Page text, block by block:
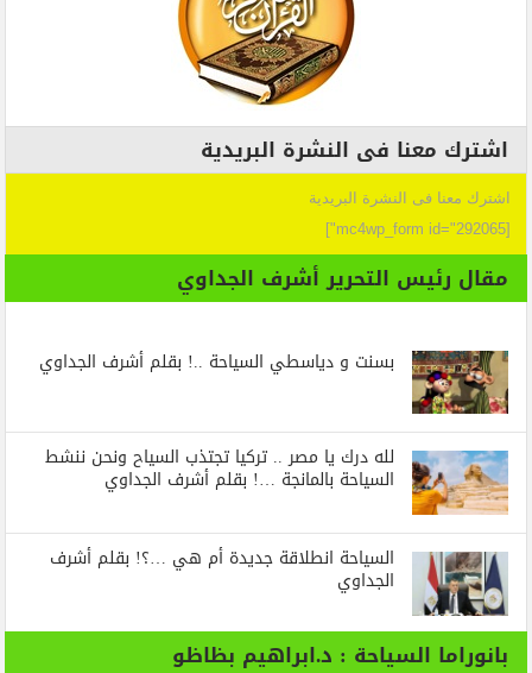
اشترك معنا فى النشرة البريدية
اشترك معنا فى النشرة البريدية
[mc4wp_form id="292065"]
مقال رئيس التحرير أشرف الجداوي
بسنت و دياسطي السياحة ..! بقلم أشرف الجداوي
لله درك يا مصر .. تركيا تجتذب السياح ونحن ننشط
السياحة بالمانجة …! بقلم أشرف الجداوي
السياحة انطلاقة جديدة أم هي …؟! بقلم أشرف
الجداوي
بانوراما السياحة : د.ابراهيم بظاظو